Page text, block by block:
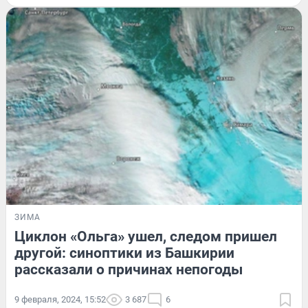
ЗИМА
Циклон «Ольга» ушел, следом пришел
другой: синоптики из Башкирии
рассказали о причинах непогоды
9 февраля, 2024, 15:52 3 687 6